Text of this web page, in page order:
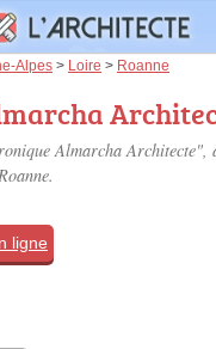
Alpes > Loire > Roanne
Almarcha Architecte",
ligne